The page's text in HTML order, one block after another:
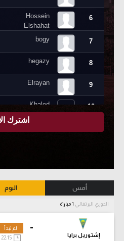
أمس اليوم
الدوري البرتغالي
-
إشتوريل برايا
لم تبدأ
22:15